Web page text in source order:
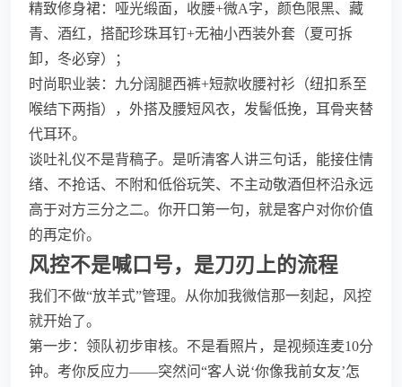
精致修身裙：哑光缎面，收腰+微A字，颜色限黑、藏
青、酒红，搭配珍珠耳钉+无袖小西装外套（夏可拆
卸，冬必穿）；
时尚职业装：九分阔腿西裤+短款收腰衬衫（纽扣系至
喉结下两指），外搭及腰短风衣，发髻低挽，耳骨夹替
代耳环。
谈吐礼仪不是背稿子。是听清客人讲三句话，能接住情
绪、不抢话、不附和低俗玩笑、不主动敬酒但杯沿永远
高于对方三分之二。你开口第一句，就是客户对你价值
的再定价。
风控不是喊口号，是刀刃上的流程
我们不做“放羊式”管理。从你加我微信那一刻起，风控
就开始了。
第一步：领队初步审核。不是看照片，是视频连麦10分
钟。考你反应力——突然问“客人说‘你像我前女友’怎